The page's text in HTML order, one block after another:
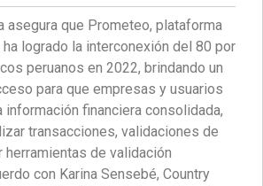
asegura que Prometeo, plataforma
ha logrado la interconexión del 80 por
peruanos en 2022, brindando un
para que empresas y usuarios
información financiera consolidada,
transacciones, validaciones de
herramientas de validación
con Karina Sensebé, Country